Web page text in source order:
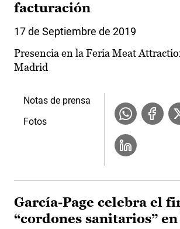
facturación
17 de Septiembre de 2019
Presencia en la Feria Meat
Madrid
Notas de prensa
Fotos
García-Page celebra el
“cordones sanitarios”